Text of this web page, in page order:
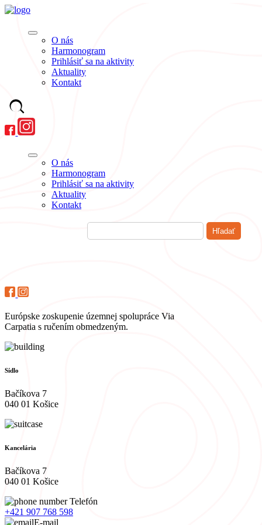
O nás
Harmonogram
Prihlásiť sa na aktivity
Aktuality
Kontakt
O nás
Harmonogram
Prihlásiť sa na aktivity
Aktuality
Kontakt
Európske zoskupenie územnej spolupráce Via
Carpatia s ručením obmedzeným.
Sídlo
Bačíkova 7
040 01 Košice
Kancelária
Bačíkova 7
040 01 Košice
Telefón
+421 907 768 598
E-mail